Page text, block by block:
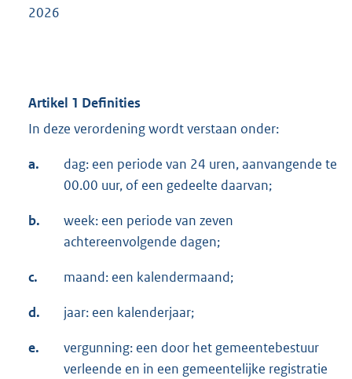
2026
Artikel 1 Definities
In deze verordening wordt verstaan onder:
a.
dag: een periode van 24 uren, aanvangende te
00.00 uur, of een gedeelte daarvan;
b.
week: een periode van zeven
achtereenvolgende dagen;
c. maand: een kalendermaand;
d. jaar: een kalenderjaar;
e.
vergunning: een door het gemeentebestuur
verleende en in een gemeentelijke registratie